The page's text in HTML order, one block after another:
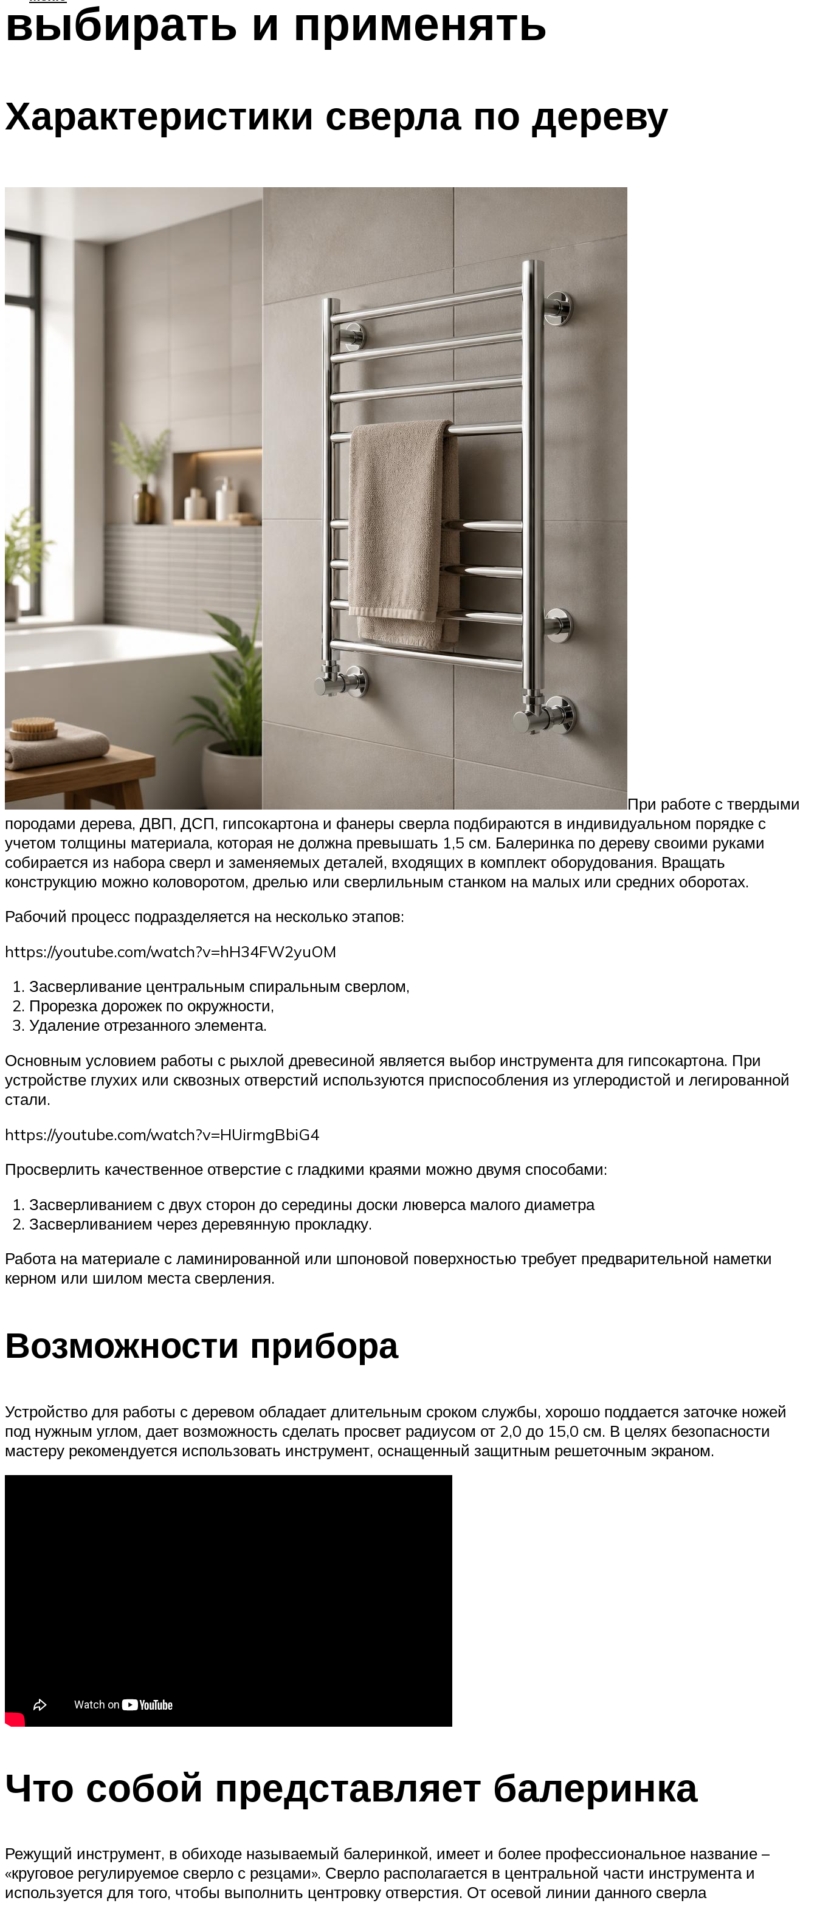
выбирать и применять
Характеристики сверла по дереву
При работе с твердыми
породами дерева, ДВП, ДСП, гипсокартона и фанеры сверла подбираются в индивидуальном порядке с
учетом толщины материала, которая не должна превышать 1,5 см. Балеринка по дереву своими руками
собирается из набора сверл и заменяемых деталей, входящих в комплект оборудования. Вращать
конструкцию можно коловоротом, дрелью или сверлильным станком на малых или средних оборотах.
Рабочий процесс подразделяется на несколько этапов:
https://youtube.com/watch?v=hH34FW2yuOM
Засверливание центральным спиральным сверлом,
Прорезка дорожек по окружности,
Удаление отрезанного элемента.
Основным условием работы с рыхлой древесиной является выбор инструмента для гипсокартона. При
устройстве глухих или сквозных отверстий используются приспособления из углеродистой и легированной
стали.
https://youtube.com/watch?v=HUirmgBbiG4
Просверлить качественное отверстие с гладкими краями можно двумя способами:
Засверливанием с двух сторон до середины доски люверса малого диаметра
Засверливанием через деревянную прокладку.
Работа на материале с ламинированной или шпоновой поверхностью требует предварительной наметки
керном или шилом места сверления.
Возможности прибора
Устройство для работы с деревом обладает длительным сроком службы, хорошо поддается заточке ножей
под нужным углом, дает возможность сделать просвет радиусом от 2,0 до 15,0 см. В целях безопасности
мастеру рекомендуется использовать инструмент, оснащенный защитным решеточным экраном.
Что собой представляет балеринка
Режущий инструмент, в обиходе называемый балеринкой, имеет и более профессиональное название –
«круговое регулируемое сверло с резцами». Сверло располагается в центральной части инструмента и
используется для того, чтобы выполнить центровку отверстия. От осевой линии данного сверла